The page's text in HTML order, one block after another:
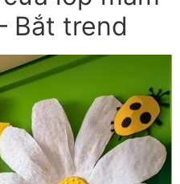
Bắt trend